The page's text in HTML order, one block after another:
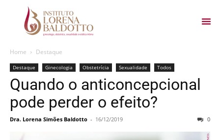
Home Destaque
Destaque Ginecologia Obstetrícia Sexualidade Todos
Quando o anticoncepcional
pode perder o efeito?
Dra. Lorena Simões Baldotto - 16/12/2019 0